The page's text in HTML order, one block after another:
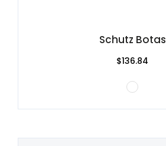
Schutz Botas
$136.84